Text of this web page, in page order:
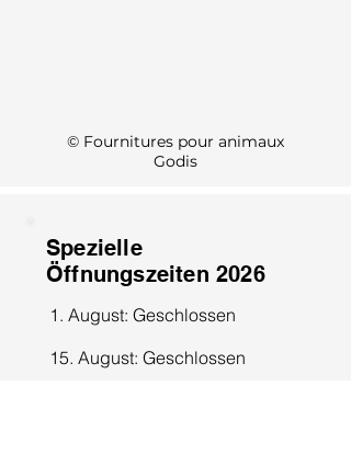
© Fournitures pour animaux
Godis
Spezielle
Öffnungszeiten 2026
1. August: Geschlossen
15. August: Geschlossen